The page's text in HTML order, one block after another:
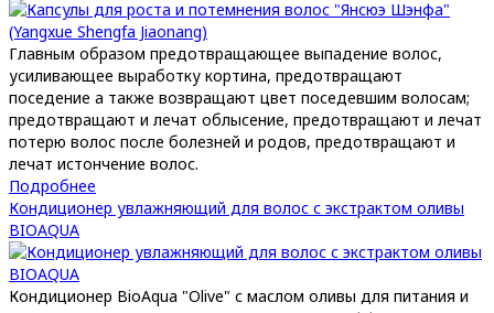
Главным образом предотвращающее выпадение волос,
усиливающее выработку кортина, предотвращают
поседение а также возвращают цвет поседевшим волосам;
предотвращают и лечат облысение, предотвращают и лечат
потерю волос после болезней и родов, предотвращают и
лечат истончение волос.
Подробнее
Кондиционер увлажняющий для волос с экстрактом оливы
BIOAQUA
Кондиционер BioAqua "Olive" с маслом оливы для питания и